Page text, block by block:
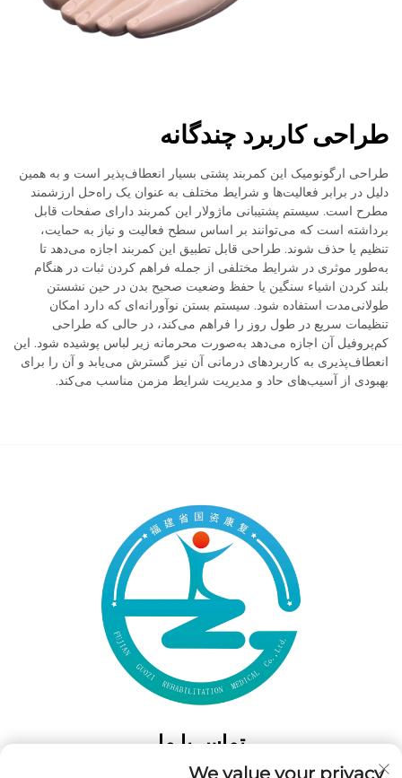
طراحی کاربرد چندگانه
طراحی ارگونومیک این کمربند پشتی بسیار انعطاف‌پذیر است و به همین
دلیل در برابر فعالیت‌ها و شرایط مختلف به عنوان یک راه‌حل ارزشمند
مطرح است. سیستم پشتیبانی ماژولار این کمربند دارای صفحات قابل
برداشته است که می‌توانند بر اساس سطح فعالیت و نیاز به حمایت،
تنظیم یا حذف شوند. طراحی قابل تطبیق این کمربند اجازه می‌دهد تا
به‌طور موثری در شرایط مختلفی از جمله فراهم کردن ثبات در هنگام
بلند کردن اشیاء سنگین یا حفظ وضعیت صحیح بدن در حین نشستن
طولانی‌مدت استفاده شود. سیستم بستن نوآورانه‌ای که دارد امکان
تنظیمات سریع در طول روز را فراهم می‌کند، در حالی که طراحی
کم‌پروفیل آن اجازه می‌دهد به‌صورت محرمانه زیر لباس پوشیده شود. این
انعطاف‌پذیری به کاربردهای درمانی آن نیز گسترش می‌یابد و آن را برای
بهبودی از آسیب‌های حاد و مدیریت شرایط مزمن مناسب می‌کند.
تماس با ما
We value your privacy